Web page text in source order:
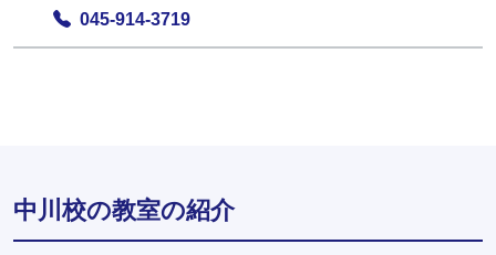
045-914-3719
中川校の教室の紹介